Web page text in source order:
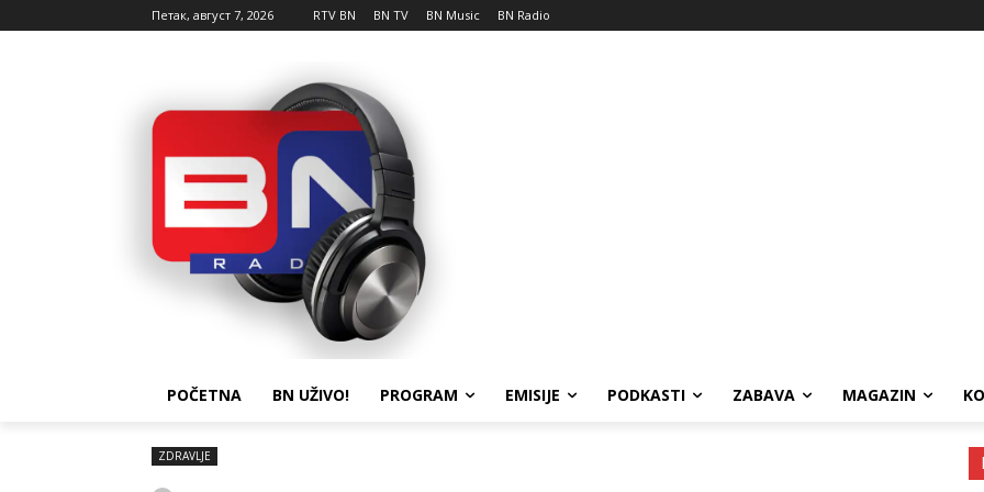
Петак, август 7, 2026 RTV BN BN TV BN Music BN Radio
POČETNA BN UŽIVO! PROGRAM EMISIJE PODKASTI ZABAVA MAGAZIN
ZDRAVLJE